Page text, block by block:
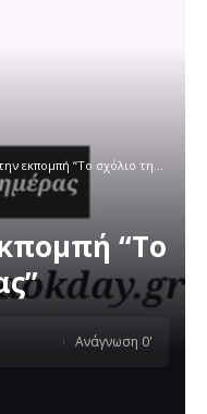
εκπομπή “To σχόλιο της ημέρας”
“To
Ανάγνωση 0'